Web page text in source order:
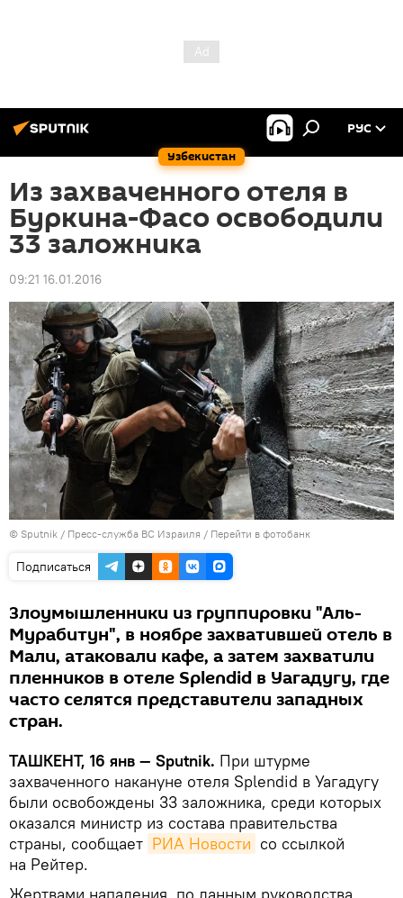
Узбекистан
РУС
Из захваченного отеля в
Буркина-Фасо освободили
33 заложника
09:21 16.01.2016
© Sputnik / Пресс-служба ВС Израиля / Перейти в фотобанк
Подписаться
Злоумышленники из группировки "Аль-
Мурабитун", в ноябре захватившей отель в
Мали, атаковали кафе, а затем захватили
пленников в отеле Splendid в Уагадугу, где
часто селятся представители западных
стран.
ТАШКЕНТ, 16 янв — Sputnik. При штурме
захваченного накануне отеля Splendid в Уагадугу
были освобождены 33 заложника, среди которых
оказался министр из состава правительства
страны, сообщает РИА Новости со ссылкой
на Рейтер.
Жертвами нападения, по данным руководства